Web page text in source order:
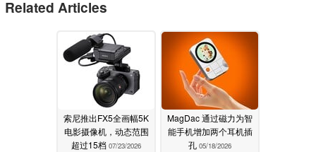
Related Articles
索尼推出FX5全画幅5K
电影摄像机，动态范围
超过15档 07/23/2026
MagDac 通过磁力为智
能手机增加两个耳机插
孔 05/18/2026